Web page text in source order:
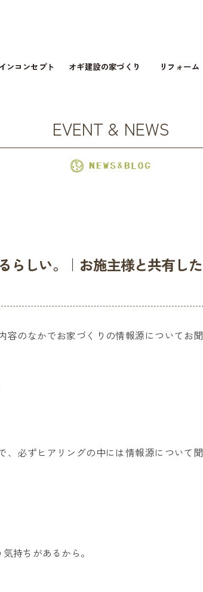
ンコンセプト オギ建設の家づくり リフォーム
EVENT & NEWS
らしい。｜お施主様と共有した
容のなかでお家づくりの情報源についてお聞
、必ずヒアリングの中には情報源について聞
持ちがあるから。